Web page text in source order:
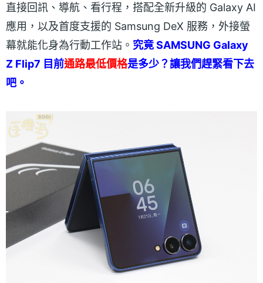
直接回訊、導航、看行程，搭配全新升級的 Galaxy AI
應用，以及首度支援的 Samsung DeX 服務，外接螢
幕就能化身為行動工作站。 究竟 SAMSUNG Galaxy
Z Flip7 目前通路最低價格是多少？讓我們趕緊看下去
吧。